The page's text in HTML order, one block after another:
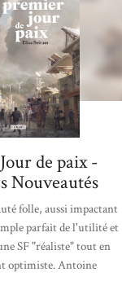
possibles.
de paix -
Nouveautés
folle, aussi impactant
parfait de l'utilité et
SF "réaliste" tout en
optimiste. Antoine